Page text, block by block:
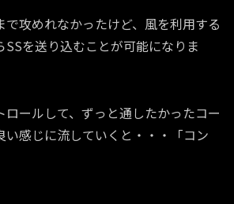
攻めれなかったけど、風を利用する
SSを送り込むことが可能になりま
ロールして、ずっと通したかったコー
い感じに流していくと・・・「コン